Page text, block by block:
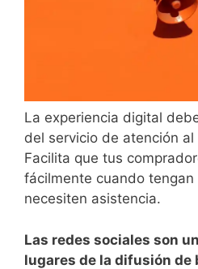
La experiencia digital
del servicio de atención
Facilita que tus
fácilmente cuando tengan
necesiten asistencia.
Las redes sociales son
lugares de la difusión de